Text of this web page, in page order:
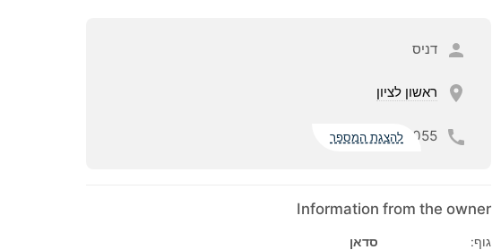
דניס
ראשון לציון
055 להצגת המספר
Information from the owner
גוף:
סדאן